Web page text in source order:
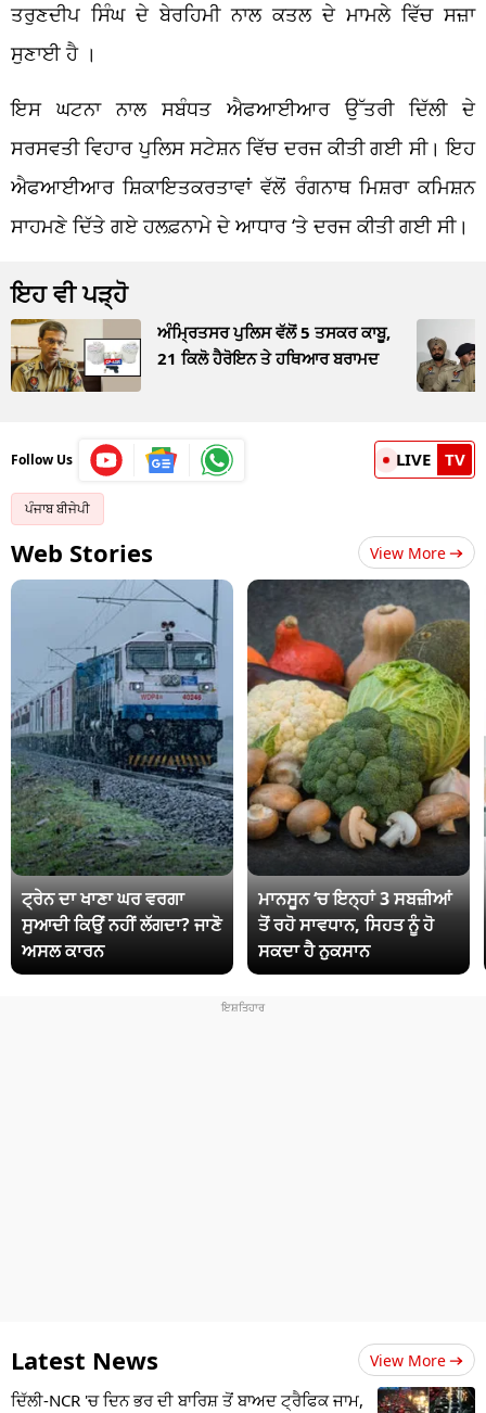
ਤਰੁਣਦੀਪ ਸਿੰਘ ਦੇ ਬੇਰਹਿਮੀ ਨਾਲ ਕਤਲ ਦੇ ਮਾਮਲੇ ਵਿੱਚ ਸਜ਼ਾ
ਸੁਣਾਈ ਹੈ ।
ਇਸ ਘਟਨਾ ਨਾਲ ਸਬੰਧਤ ਐਫਆਈਆਰ ਉੱਤਰੀ ਦਿੱਲੀ ਦੇ
ਸਰਸਵਤੀ ਵਿਹਾਰ ਪੁਲਿਸ ਸਟੇਸ਼ਨ ਵਿੱਚ ਦਰਜ ਕੀਤੀ ਗਈ ਸੀ। ਇਹ
ਐਫਆਈਆਰ ਸ਼ਿਕਾਇਤਕਰਤਾਵਾਂ ਵੱਲੋਂ ਰੰਗਨਾਥ ਮਿਸ਼ਰਾ ਕਮਿਸ਼ਨ
ਸਾਹਮਣੇ ਦਿੱਤੇ ਗਏ ਹਲਫ਼ਨਾਮੇ ਦੇ ਆਧਾਰ ‘ਤੇ ਦਰਜ ਕੀਤੀ ਗਈ ਸੀ।
ਇਹ ਵੀ ਪੜ੍ਹੋ
ਅੰਮ੍ਰਿਤਸਰ ਪੁਲਿਸ ਵੱਲੋਂ 5 ਤਸਕਰ ਕਾਬੂ,
21 ਕਿਲੋ ਹੈਰੋਇਨ ਤੇ ਹਥਿਆਰ ਬਰਾਮਦ
Follow Us LIVE TV
ਪੰਜਾਬ ਬੀਜੇਪੀ
Web Stories View More
ਟ੍ਰੇਨ ਦਾ ਖਾਣਾ ਘਰ ਵਰਗਾ
ਸੁਆਦੀ ਕਿਉਂ ਨਹੀਂ ਲੱਗਦਾ? ਜਾਣੋ
ਅਸਲ ਕਾਰਨ
ਮਾਨਸੂਨ ‘ਚ ਇਨ੍ਹਾਂ 3 ਸਬਜ਼ੀਆਂ
ਤੋਂ ਰਹੋ ਸਾਵਧਾਨ, ਸਿਹਤ ਨੂੰ ਹੋ
ਸਕਦਾ ਹੈ ਨੁਕਸਾਨ
Latest News View More
ਦਿੱਲੀ-NCR 'ਚ ਦਿਨ ਭਰ ਦੀ ਬਾਰਿਸ਼ ਤੋਂ ਬਾਅਦ ਟ੍ਰੈਫਿਕ ਜਾਮ,